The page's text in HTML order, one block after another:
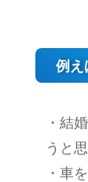
例え
・結
うと
・車